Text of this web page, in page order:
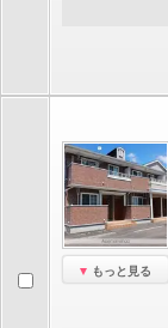
もっと見る